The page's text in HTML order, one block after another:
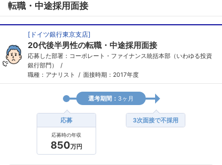
フォローしました
こちらの企業もフォローしませんか？
転職・中途採用面接
[ ドイツ銀行東京支店]
20代後半男性の転職・中途採用面接
応募した部署：コーポレート・ファイナンス統括本部（いわゆる投資
銀行部門）
職種：アナリスト
面接時期：2017年度
選考期間： 3ヶ月
応募
応募時の年収
850万円
3次面接で不採用